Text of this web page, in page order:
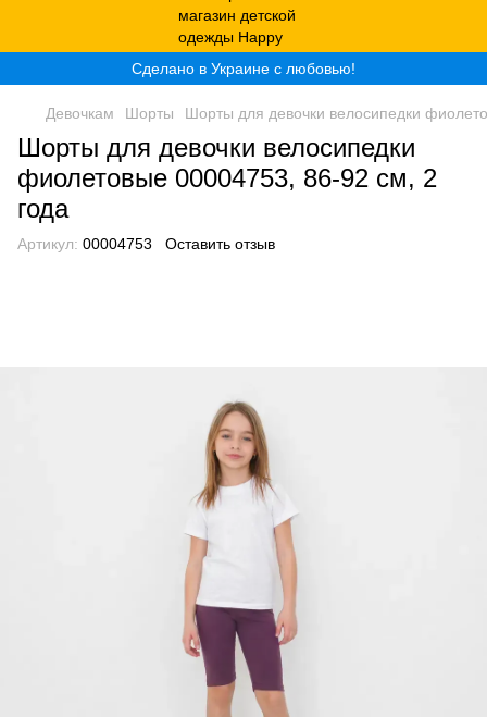
Сделано в Украине с любовью!
Девочкам Шорты Шорты для девочки велосипедки
Шорты для девочки велосипедки
фиолетовые 00004753, 86-92 см, 2
года
Артикул: 00004753 Оставить отзыв